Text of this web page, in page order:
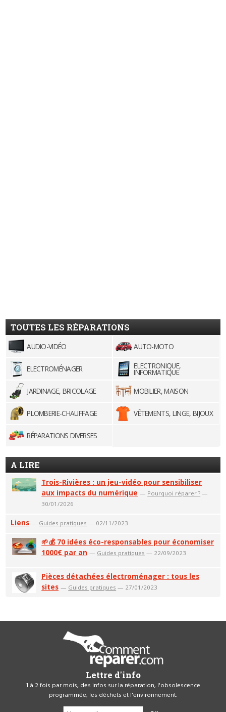
TOUTES LES RÉPARATIONS
AUDIO-VIDÉO AUTO-MOTO
ELECTROMÉNAGER ELECTRONIQUE,
INFORMATIQUE
JARDINAGE, BRICOLAGE
MOBILIER, MAISON
PLOMBERIE-CHAUFFAGE VÊTEMENTS, LINGE, BIJOUX
RÉPARATIONS DIVERSES
A LIRE
Trois-Rivières : un jeu-vidéo pour sensibiliser
aux impacts du numérique — Pourquoi réparer ? —
30/01/2026
Liens — Guides pratiques — 02/11/2023
🌱💰 70 idées éco-responsables pour économiser
1000€ par an — Guides pratiques — 22/09/2023
Pièces détachées électroménager : tous les
sites — Guides pratiques — 27/01/2023
Lettre d'info
1 à 2 fois par mois, des infos sur la réparation, l'obsolescence
programmée, les déchets et l'environnement.